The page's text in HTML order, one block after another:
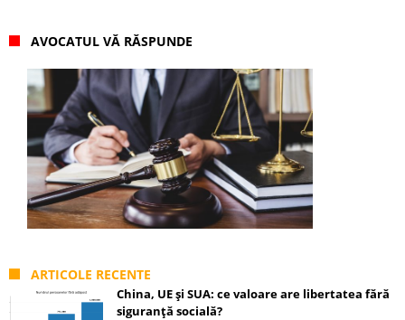
AVOCATUL VĂ RĂSPUNDE
ARTICOLE RECENTE
China, UE și SUA: ce valoare are libertatea fără
siguranță socială?